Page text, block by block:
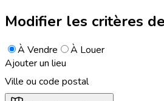
Modifier les critères
À Vendre
À Louer
Ajouter un lieu
Ville ou code postal